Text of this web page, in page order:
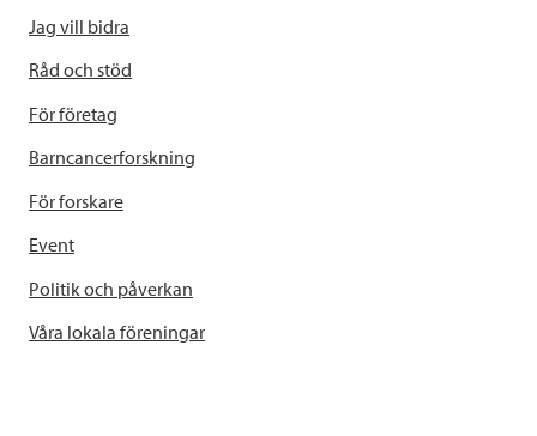
Jag vill bidra
Råd och stöd
För företag
Barncancerforskning
För forskare
Event
Politik och påverkan
Våra lokala föreningar